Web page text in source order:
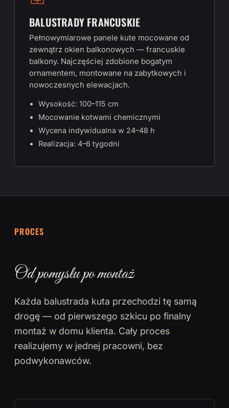
BALUSTRADY FRANCUSKIE
Pełnowymiarowe panele kute mocowane od
zewnątrz okien balkonowych — francuskie
balkony. Najczęściej zdobione bogatym
ornamentem, montowane na zabytkowych i
nowoczesnych elewacjach.
Wysokość: 100–115 cm
Mocowanie kotwami chemicznymi
Wycena indywidualna w 24–48 h
Realizacja: 4–6 tygodni
PROCES
Od pomysłu po montaż
Każda balustrada kuta przechodzi tę samą
drogę — od pierwszego szkicu po finalny
montaż w domu klienta. Cały proces
realizujemy w jednej pracowni, bez
podwykonawców.